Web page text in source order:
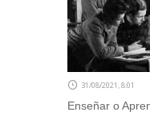
31/08/2021, 8:01
Enseñar o